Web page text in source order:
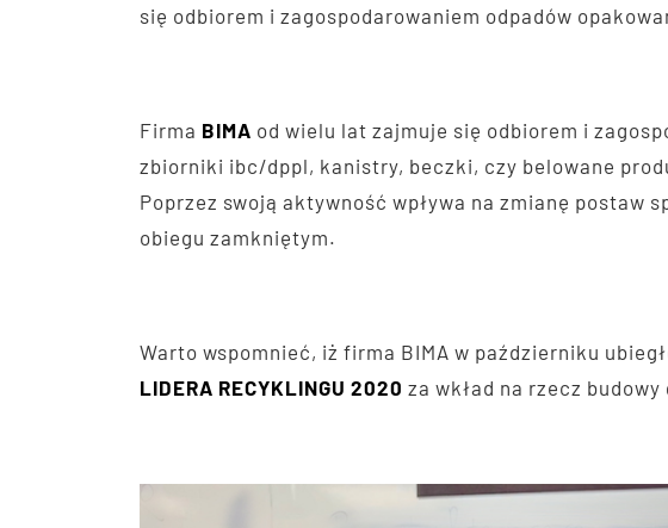
się odbiorem i zagospodarowaniem odpadów
Firma BIMA od wielu lat zajmuje się odbiorem i
zbiorniki ibc/dppl, kanistry, beczki, czy belowane
Poprzez swoją aktywność wpływa na zmianę postaw
obiegu zamkniętym.
Warto wspomnieć, iż firma BIMA w październiku
LIDERA RECYKLINGU 2020 za wkład na rzecz